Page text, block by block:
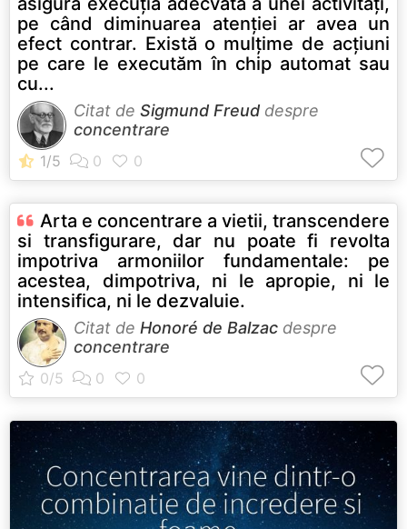
pe când diminuarea atenţiei ar avea un
efect contrar. Există o mulţime de acţiuni
pe care le executăm în chip automat sau
cu...
Citat de Sigmund Freud despre
concentrare
Arta e concentrare a vietii, transcendere
si transfigurare, dar nu poate fi revolta
impotriva armoniilor fundamentale: pe
acestea, dimpotriva, ni le apropie, ni le
intensifica, ni le dezvaluie.
Citat de Honoré de Balzac despre
concentrare